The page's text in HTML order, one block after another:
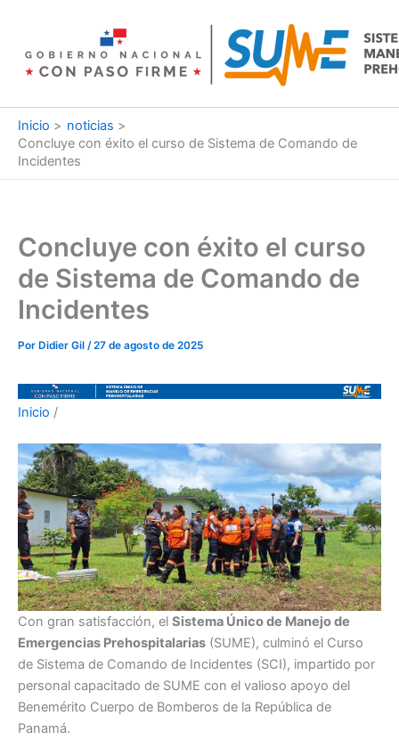
contenido
Inicio
noticias
Concluye con éxito el curso de Sistema de Comando de
Incidentes
Concluye con éxito el curso
de Sistema de Comando de
Incidentes
Por Didier Gil /27 de agosto de 2025
Inicio /
Con gran satisfacción, el Sistema Único de Manejo de
Emergencias Prehospitalarias (SUME), culminó el Curso
de Sistema de Comando de Incidentes (SCI), impartido por
personal capacitado de SUME con el valioso apoyo del
Benemérito Cuerpo de Bomberos de la República de
Panamá.